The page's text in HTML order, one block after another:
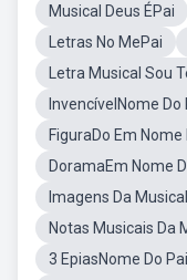
Musical Deus ÉPai
Letras No MePai
Letra Musical Sou
InvencívelNome Do
FiguraDo Em Nome
DoramaEm Nome
Imagens Da
Notas Musicais Da
3 EpiasNome Do